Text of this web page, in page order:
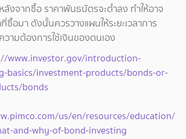
งจากซื้อ ราคาพันธบัตรจะต่ำลง ทำให้อาจ
ซื้อมา ดังนั้นควรวางแผนให้ระยะเวลาการ
มต้องการใช้เงินของตนเอง
www.investor.gov/introduction-
basics/investment-products/bonds-or-
bonds
us/en/resources/education/
and-why-of-bond-investing